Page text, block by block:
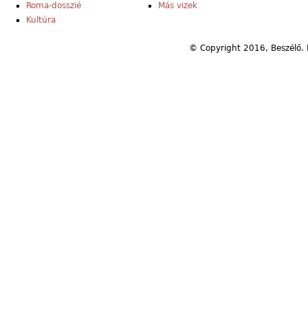
Roma-dosszié
Kultúra
Más vizek
© Copyright 2016,